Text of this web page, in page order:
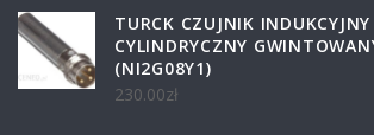
TURCK CZUJNIK INDUKCYJNY
CYLINDRYCZNY
(NI2G08Y1)
230.00zł